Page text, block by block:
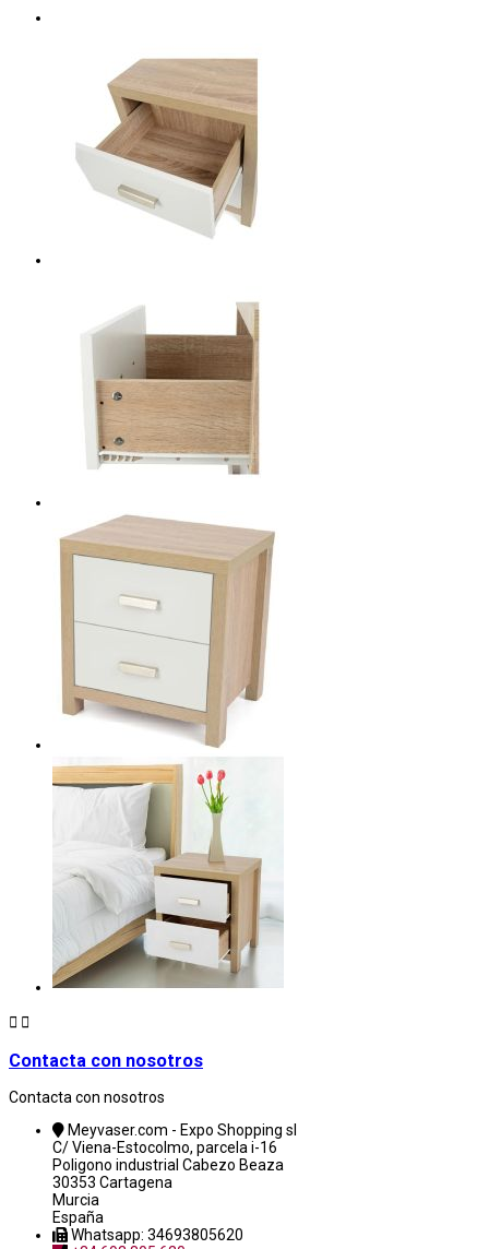
 
Contacta con nosotros
Contacta con nosotros
Meyvaser.com - Expo Shopping sl
C/ Viena-Estocolmo, parcela i-16
Poligono industrial Cabezo Beaza
30353 Cartagena
Murcia
España
Whatsapp: 34693805620